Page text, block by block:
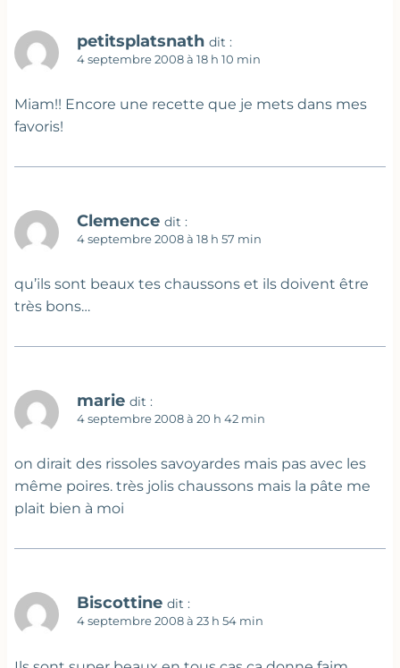
petitsplatsnath dit :
4 septembre 2008 à 18 h 10 min
Miam!! Encore une recette que je mets dans mes
favoris!
Clemence dit :
4 septembre 2008 à 18 h 57 min
qu’ils sont beaux tes chaussons et ils doivent être
très bons…
marie dit :
4 septembre 2008 à 20 h 42 min
on dirait des rissoles savoyardes mais pas avec les
même poires. très jolis chaussons mais la pâte me
plait bien à moi
Biscottine dit :
4 septembre 2008 à 23 h 54 min